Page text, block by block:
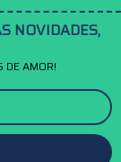
NOVIDADES,
DE AMOR!